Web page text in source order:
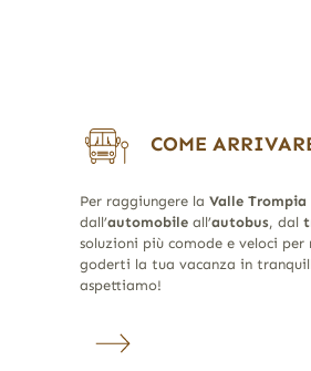
COME
Per raggiungere la Valle Trompia
dall’automobileall’autobus, dal
soluzioni più comode e veloci per
goderti la tua vacanza in
aspettiamo!